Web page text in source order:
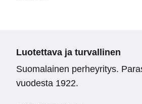
Luotettava ja turvallinen
Suomalainen perheyritys.
vuodesta 1922.